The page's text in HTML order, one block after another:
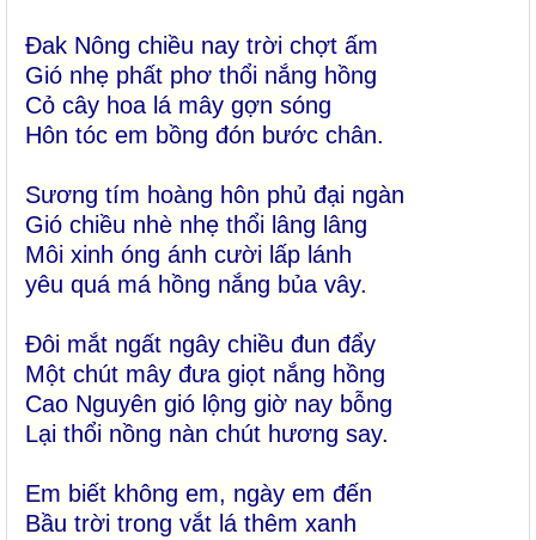
Đak Nông chiều nay trời chợt ấm
Gió nhẹ phất phơ thổi nắng hồng
Cỏ cây hoa lá mây gợn sóng
Hôn tóc em bồng đón bước chân.
Sương tím hoàng hôn phủ đại ngàn
Gió chiều nhè nhẹ thổi lâng lâng
Môi xinh óng ánh cười lấp lánh
yêu quá má hồng nắng bủa vây.
Đôi mắt ngất ngây chiều đun đẩy
Một chút mây đưa giọt nắng hồng
Cao Nguyên gió lộng giờ nay bỗng
Lại thổi nồng nàn chút hương say.
Em biết không em, ngày em đến
Bầu trời trong vắt lá thêm xanh